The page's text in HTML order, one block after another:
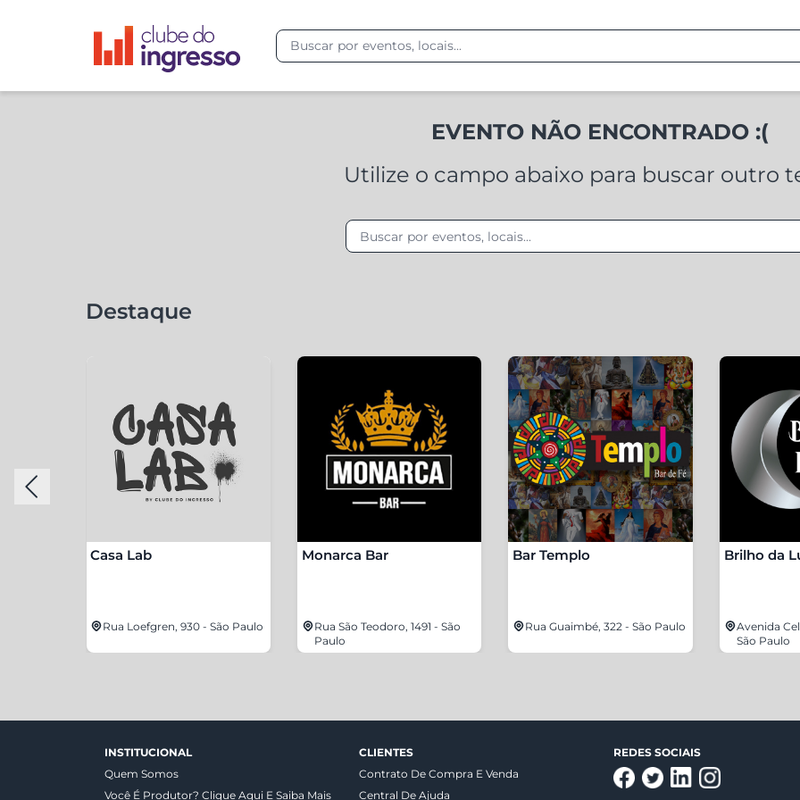
EVENTO NÃO ENCONTRADO :(
Utilize o campo abaixo para buscar outro
Destaque
Casa Lab
Rua Loefgren, 930 - São Paulo
Monarca Bar
Rua São Teodoro, 1491 - São
Paulo
Bar Templo
Rua Guaimbé, 322 - São Paulo
Brilho da
Avenida
São Paulo
INSTITUCIONAL
Quem Somos
Você É Produtor? Clique Aqui E Saiba Mais
CLIENTES
Contrato De Compra E Venda
Central De Ajuda
REDES SOCIAIS